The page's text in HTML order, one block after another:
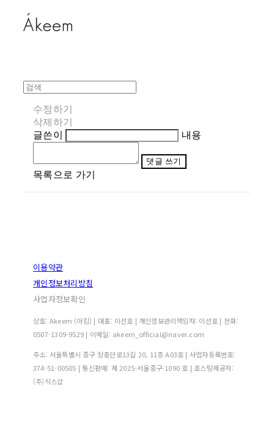
수정하기
삭제하기
글쓴이
내용
댓글 쓰기
목록으로 가기
이용약관
개인정보처리방침
사업자정보확인
상호: Akeem (아킴) | 대표: 이선호 | 개인정보관리책임자: 이선호 | 전화:
0507-1309-9529 | 이메일: akeem_official@naver.com
주소: 서울특별시 중구 장충단로13길 20, 11층 A03호 | 사업자등록번호:
374-51-00505 | 통신판매: 제 2025-서울중구-1090 호 | 호스팅제공자:
(주)식스샵